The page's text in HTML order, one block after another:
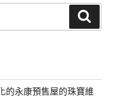
的永康預售屋的珠寶維